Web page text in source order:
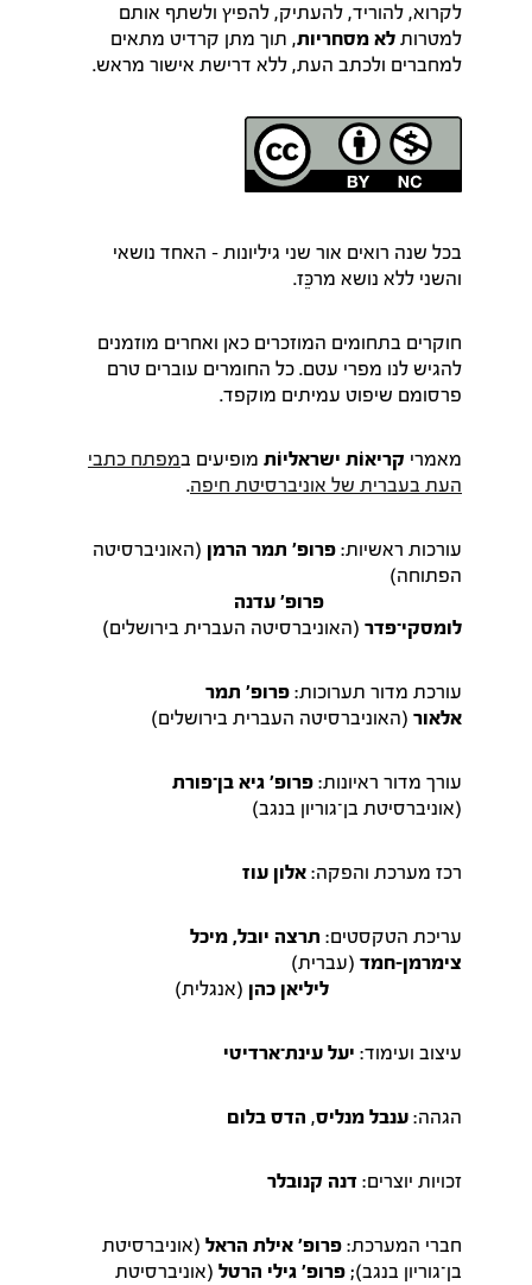
לקרוא, להוריד, להעתיק, להפיץ ולשתף אותם
למטרות לא מסחריות, תוך מתן קרדיט מתאים
למחברים ולכתב העת, ללא דרישת אישור מראש.
בכל שנה רואים אור שני גיליונות – האחד נושאי
והשני ללא נושא מרכֵּז.
חוקרים בתחומים המוזכרים כאן ואחרים מוזמנים
להגיש לנו מפרי עטם. כל החומרים עוברים טרם
פרסומם שיפוט עמיתים מוקפד.
מאמרי קריאוֹת ישראליוֹת מופיעים במפתח כתבי
העת בעברית של אוניברסיטת חיפה.
עורכות ראשיות: פרופ' תמר הרמן (האוניברסיטה
הפתוחה)
פרופ' עדנה
לומסקי־פדר (האוניברסיטה העברית בירושלים)
עורכת מדור תערוכות: פרופ' תמר
אלאור (האוניברסיטה העברית בירושלים)
עורך מדור ראיונות: פרופ' גיא בן־פורת
(אוניברסיטת בן־גוריון בנגב)
רכז מערכת והפקה: אלון עוז
עריכת הטקסטים: תרצה יובל, מיכל
צימרמן-חמד (עברית)
ליליאן כהן (אנגלית)
עיצוב ועימוד: יעל עינת־ארדיטי
הגהה: ענבל מנליס, הדס בלום
זכויות יוצרים: דנה קנובלר
חברי המערכת: פרופ' אילת הראל (אוניברסיטת
בן־גוריון בנגב); פרופ' גילי הרטל (אוניברסיטת